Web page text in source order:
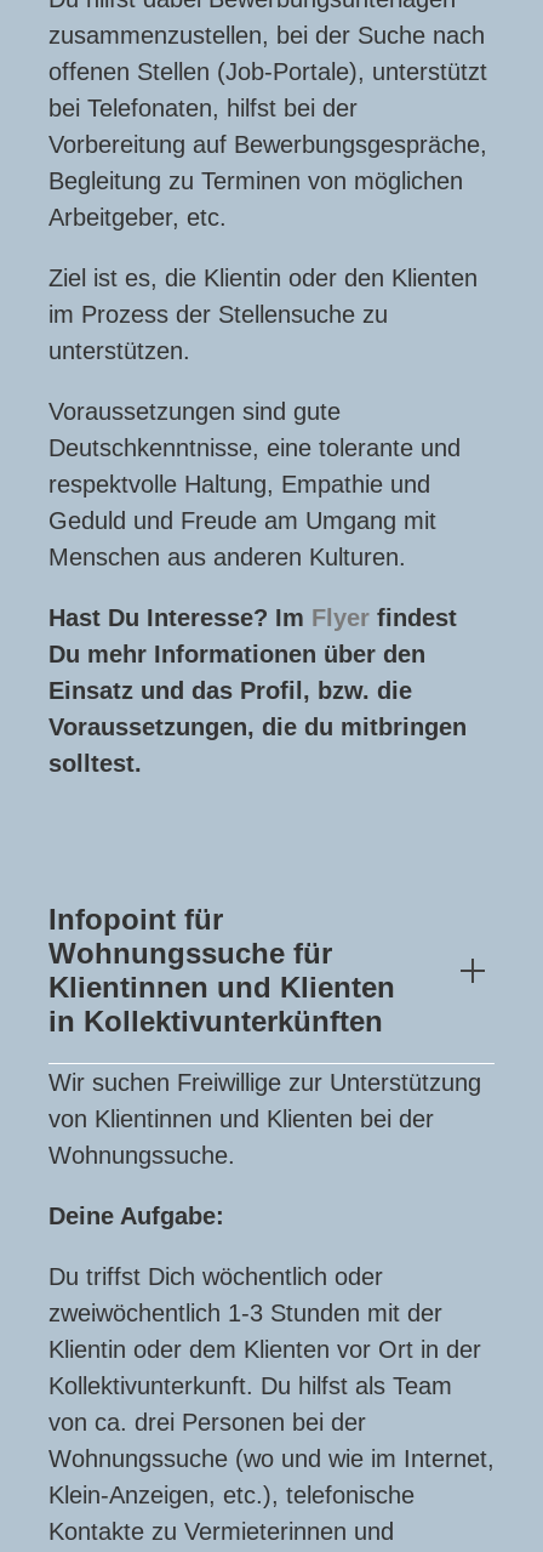
zusammenzustellen, bei der Suche nach
offenen Stellen (Job-Portale), unterstützt
bei Telefonaten, hilfst bei der
Vorbereitung auf Bewerbungsgespräche,
Begleitung zu Terminen von möglichen
Arbeitgeber, etc.
Ziel ist es, die Klientin oder den Klienten
im Prozess der Stellensuche zu
unterstützen.
Voraussetzungen sind gute
Deutschkenntnisse, eine tolerante und
respektvolle Haltung, Empathie und
Geduld und Freude am Umgang mit
Menschen aus anderen Kulturen.
Hast Du Interesse? Im Flyer findest
Du mehr Informationen über den
Einsatz und das Profil, bzw. die
Voraussetzungen, die du mitbringen
solltest.
Infopoint für
Wohnungssuche für
Klientinnen und Klienten
in Kollektivunterkünften
Wir suchen Freiwillige zur Unterstützung
von Klientinnen und Klienten bei der
Wohnungssuche.
Deine Aufgabe:
Du triffst Dich wöchentlich oder
zweiwöchentlich 1-3 Stunden mit der
Klientin oder dem Klienten vor Ort in der
Kollektivunterkunft. Du hilfst als Team
von ca. drei Personen bei der
Wohnungssuche (wo und wie im Internet,
Klein-Anzeigen, etc.), telefonische
Kontakte zu Vermieterinnen und